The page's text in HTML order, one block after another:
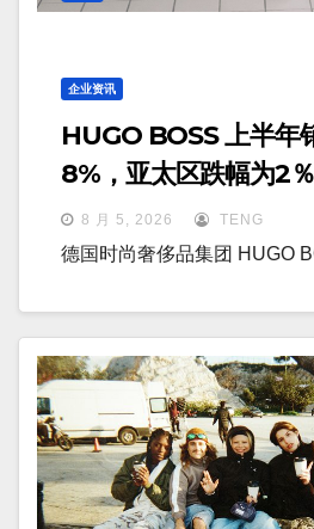
企业资讯
HUGO BOSS 上半年
8%，亚太区跌幅为2％
8 月 5, 2026 TENG
德国时尚奢侈品集团 HUGO